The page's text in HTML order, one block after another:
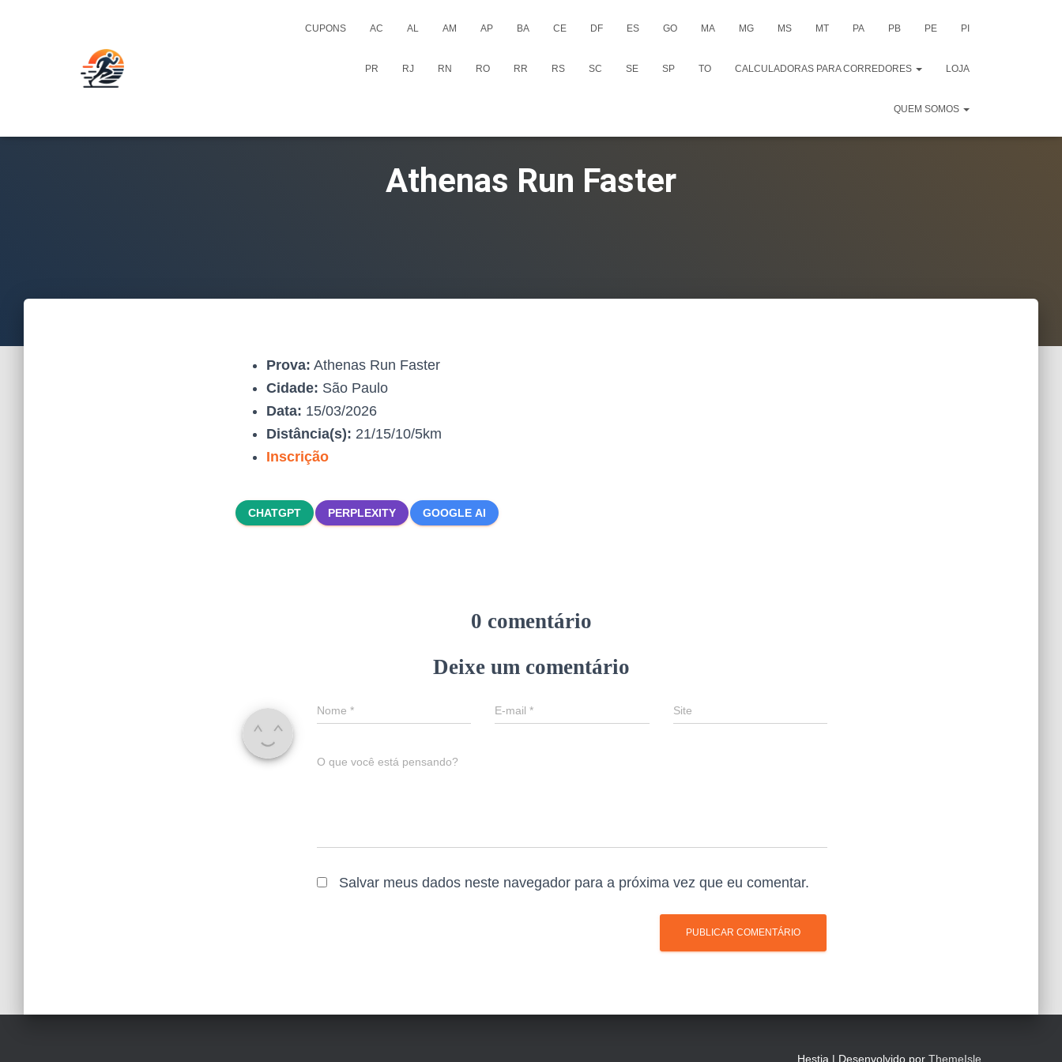
CUPONS AC AL AM AP BA CE DF ES GO MA MG MS MT PA PB PE PI
PR RJ RN RO RR RS SC SE SP TO CALCULADORAS PARA CORREDORES LOJA
QUEM SOMOS
Athenas Run Faster
Prova: Athenas Run Faster
Cidade: São Paulo
Data: 15/03/2026
Distância(s): 21/15/10/5km
Inscrição
CHATGPT PERPLEXITY GOOGLE AI
0 comentário
Deixe um comentário
Nome * E-mail* Site
O que você está pensando?
Salvar meus dados neste navegador para a próxima vez que eu comentar.
Hestia | Desenvolvido por ThemeIsle